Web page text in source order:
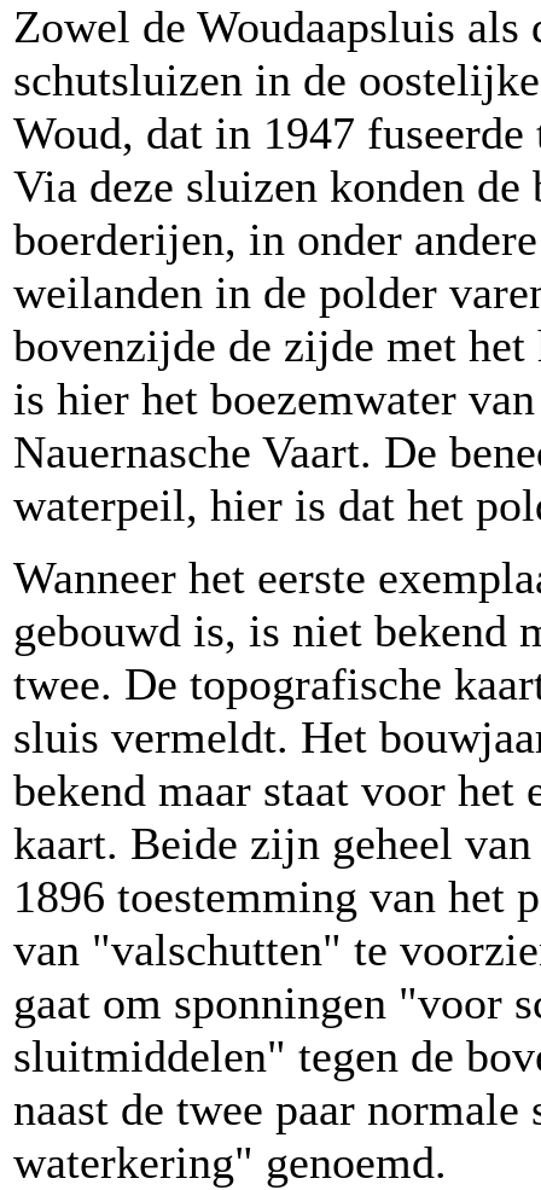
Zowel de Woudaapsluis
schutsluizen in de
Woud, dat in 1947
Via deze sluizen konden de
boerderijen, in onder
weilanden in de polder
bovenzijde de zijde met
is hier het boezemwater
Nauernasche Vaart. De
waterpeil, hier is dat het
Wanneer het eerste
gebouwd is, is niet bekend
twee. De topografische
sluis vermeldt. Het
bekend maar staat voor het
kaart. Beide zijn geheel
1896 toestemming van het
van "valschutten" te
gaat om sponningen "voor
sluitmiddelen" tegen de
naast de twee paar
waterkering" genoemd.